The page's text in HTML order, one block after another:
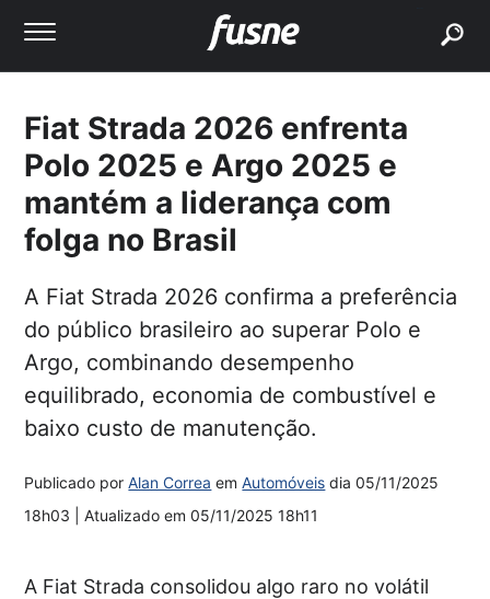
Fiat Strada 2026 enfrenta
Polo 2025 e Argo 2025 e
mantém a liderança com
folga no Brasil
A Fiat Strada 2026 confirma a preferência
do público brasileiro ao superar Polo e
Argo, combinando desempenho
equilibrado, economia de combustível e
baixo custo de manutenção.
Publicado porAlan Correa emAutomóveis dia05/11/2025
18h03
| Atualizado em05/11/2025 18h11
A Fiat Strada consolidou algo raro no volátil